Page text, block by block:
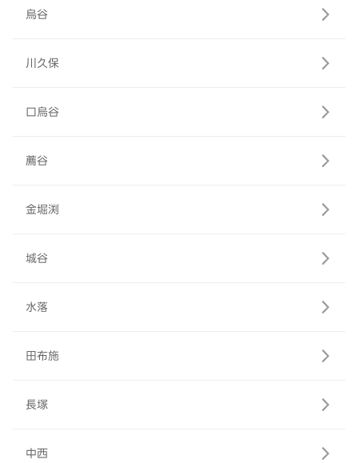
烏谷
川久保
口烏谷
薦谷
金堀渕
城谷
水落
田布施
長塚
中西